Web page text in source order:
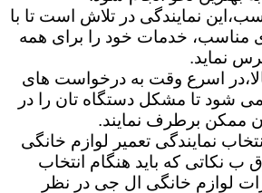
نمایندگی در تلاش است تا با
مناسب، خدمات خود را برای همه
نماید.
اسرع وقت به درخواست های
شود تا مشکل دستگاه تان را در
ممکن برطرف نمایند.
نمایندگی تعمیر لوازم خانگی
نکاتی که باید هنگام انتخاب
لوازم خانگی ال جی در نظر